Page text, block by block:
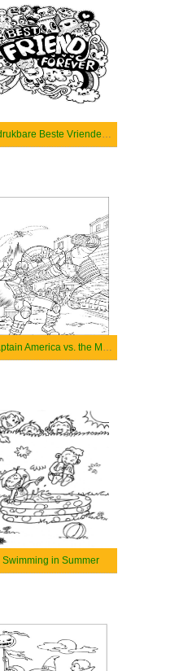
Afdrukbare Beste Vrienden Voor Altijd
Captain America vs. the Monster
Swimming in Summer